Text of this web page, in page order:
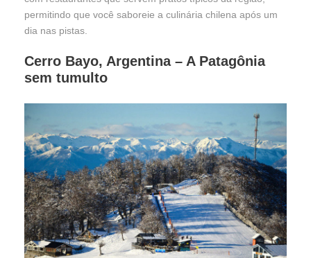
permitindo que você saboreie a culinária chilena após um
dia nas pistas.
Cerro Bayo, Argentina – A Patagônia
sem tumulto